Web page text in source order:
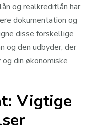
og realkreditlån har
dokumentation og
disse forskellige
og den udbyder, der
din økonomiske
Vigtige